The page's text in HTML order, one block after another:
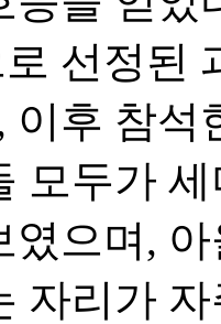
선정된
이후 참
모두가
였으며,
자리가